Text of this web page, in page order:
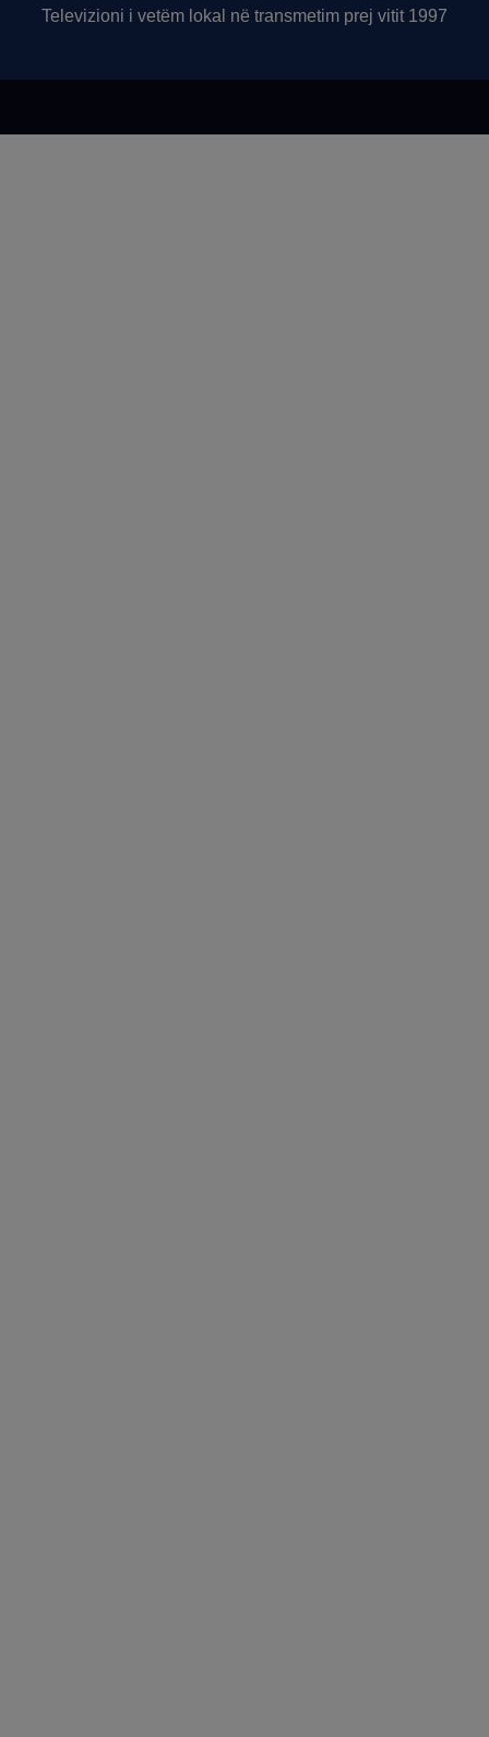
Televizioni i vetëm lokal në transmetim prej vitit 1997